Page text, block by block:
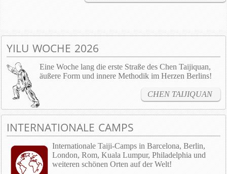
YILU WOCHE 2026
Eine Woche lang die erste Straße des Chen Taijiquan,
äußere Form und innere Methodik im Herzen Berlins!
CHEN TAIJIQUAN
INTERNATIONALE CAMPS
Internationale Taiji-Camps in Barcelona, Berlin,
London, Rom, Kuala Lumpur, Philadelphia und
weiteren schönen Orten auf der Welt!